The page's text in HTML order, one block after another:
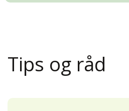
Tips og råd